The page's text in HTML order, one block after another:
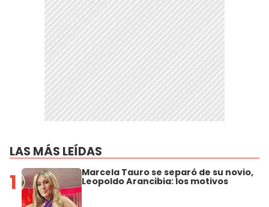
LAS MÁS LEÍDAS
1 Marcela Tauro se separó de su novio,
Leopoldo Arancibia: los motivos